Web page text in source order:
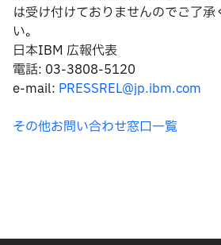
は受け付けておりませんのでご了承
い。
日本IBM 広報代表
電話: 03-3808-5120
e-mail: PRESSREL@jp.ibm.com
その他お問い合わせ窓口一覧